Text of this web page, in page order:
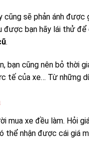
cũng sẽ phản ánh
được bạn hãy lái thử
.
bạn cũng nên bỏ thời
tế của xe… Từ những
mua xe đều làm. Hỏi
nhận được cái giá